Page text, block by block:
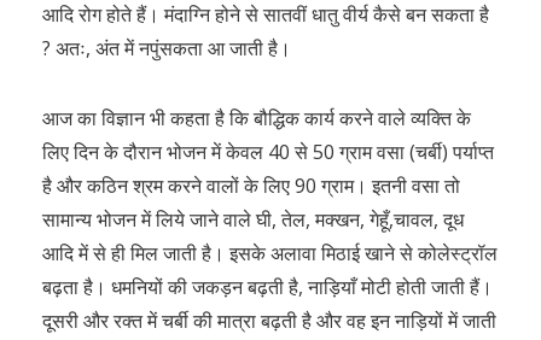
आदि रोग होते हैं। मंदाग्नि होने से सातवीं धातु वीर्य कैसे बन सकता है
? अतः, अंत में नपुंसकता आ जाती है।
आज का विज्ञान भी कहता है कि बौद्धिक कार्य करने वाले व्यक्ति के
लिए दिन के दौरान भोजन में केवल 40 से 50 ग्राम वसा (चर्बी) पर्याप्त
है और कठिन श्रम करने वालों के लिए 90 ग्राम। इतनी वसा तो
सामान्य भोजन में लिये जाने वाले घी, तेल, मक्खन, गेहूँ,चावल, दूध
आदि में से ही मिल जाती है। इसके अलावा मिठाई खाने से कोलेस्ट्रॉल
बढ़ता है। धमनियों की जकड़न बढ़ती है, नाड़ियाँ मोटी होती जाती हैं।
दूसरी और रक्त में चर्बी की मात्रा बढ़ती है और वह इन नाड़ियों में जाती